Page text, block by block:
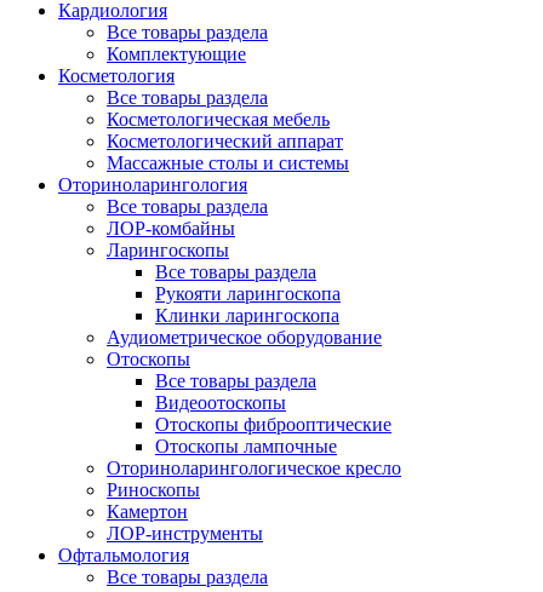
Кардиология
Все товары раздела
Комплектующие
Косметология
Все товары раздела
Косметологическая мебель
Косметологический аппарат
Массажные столы и системы
Оториноларингология
Все товары раздела
ЛОР-комбайны
Ларингоскопы
Все товары раздела
Рукояти ларингоскопа
Клинки ларингоскопа
Аудиометрическое оборудование
Отоскопы
Все товары раздела
Видеоотоскопы
Отоскопы фиброоптические
Отоскопы лампочные
Оториноларингологическое кресло
Риноскопы
Камертон
ЛОР-инструменты
Офтальмология
Все товары раздела